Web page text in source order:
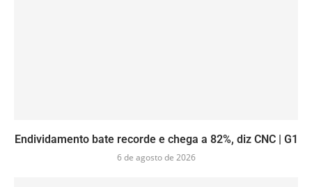
Endividamento bate recorde e chega a 82%, diz CNC | G1
6 de agosto de 2026